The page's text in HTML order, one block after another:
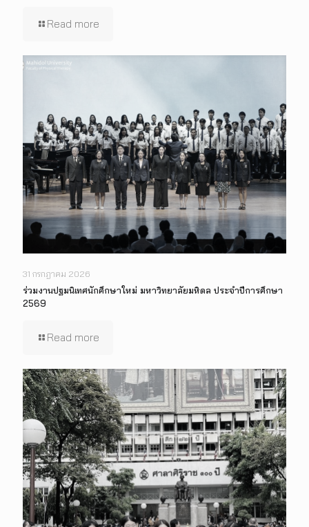
Read more
31 กรกฎาคม 2026
ร่วมงานปฐมนิเทศนักศึกษาใหม่ มหาวิทยาลัยมหิดล ประจำปีการศึกษา
2569
Read more